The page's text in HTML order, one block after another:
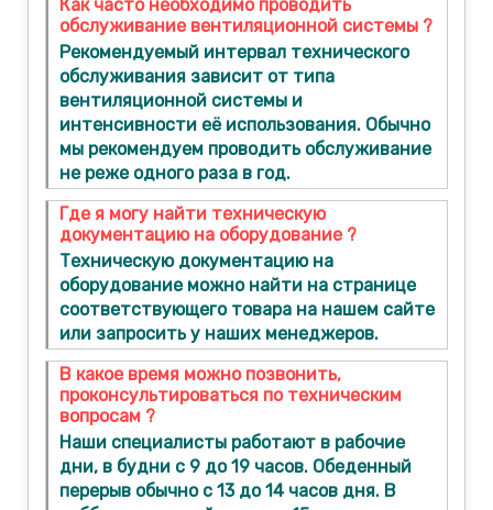
Как часто необходимо проводить
обслуживание вентиляционной системы ?
Рекомендуемый интервал технического
обслуживания зависит от типа
вентиляционной системы и
интенсивности её использования. Обычно
мы рекомендуем проводить обслуживание
не реже одного раза в год.
Где я могу найти техническую
документацию на оборудование ?
Техническую документацию на
оборудование можно найти на странице
соответствующего товара на нашем сайте
или запросить у наших менеджеров.
В какое время можно позвонить,
проконсультироваться по техническим
вопросам ?
Наши специалисты работают в рабочие
дни, в будни с 9 до 19 часов. Обеденный
перерыв обычно с 13 до 14 часов дня. В